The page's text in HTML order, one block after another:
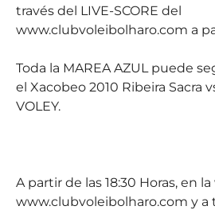
través del LIVE-SCORE del
www.clubvoleibolharo.com a
Toda la MAREA AZUL puede
el Xacobeo 2010 Ribeira Sacra
VOLEY.
A partir de las 18:30 Horas, en
www.clubvoleibolharo.com y a